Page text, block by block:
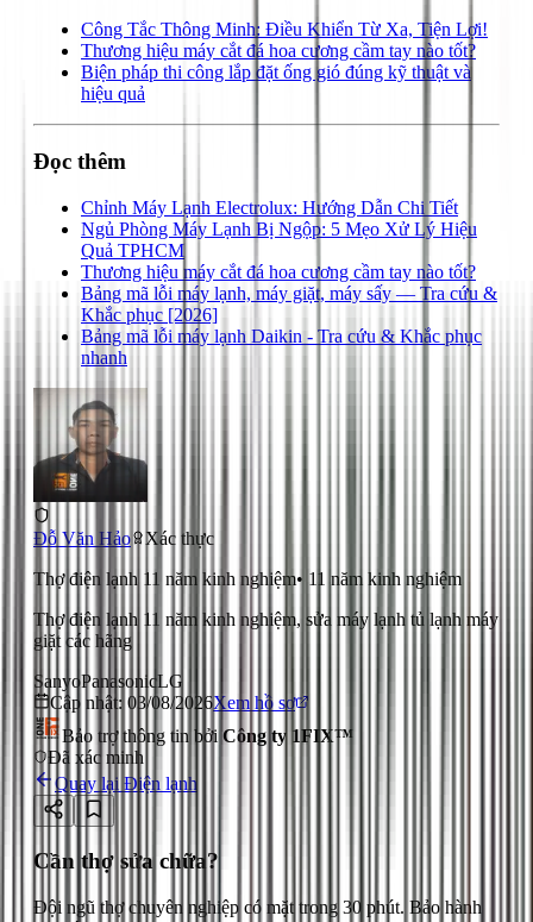
Công Tắc Thông Minh: Điều Khiển Từ Xa, Tiện Lợi!
Thương hiệu máy cắt đá hoa cương cầm tay nào tốt?
Biện pháp thi công lắp đặt ống gió đúng kỹ thuật và
hiệu quả
Đọc thêm
Chỉnh Máy Lạnh Electrolux: Hướng Dẫn Chi Tiết
Ngủ Phòng Máy Lạnh Bị Ngộp: 5 Mẹo Xử Lý Hiệu
Quả TPHCM
Thương hiệu máy cắt đá hoa cương cầm tay nào tốt?
Bảng mã lỗi máy lạnh, máy giặt, máy sấy — Tra cứu &
Khắc phục [2026]
Bảng mã lỗi máy lạnh Daikin - Tra cứu & Khắc phục
nhanh
Đỗ Văn Hảo
Xác thực
Thợ điện lạnh 11 năm kinh nghiệm• 11 năm kinh nghiệm
Thợ điện lạnh 11 năm kinh nghiệm, sửa máy lạnh tủ lạnh máy
giặt các hãng
SanyoPanasonicLG
Cập nhật: 03/08/2026Xem hồ sơ
Bảo trợ thông tin bởi Công ty 1FIX™
Đã xác minh
Quay lại Điện lạnh
Cần thợ sửa chữa?
Đội ngũ thợ chuyên nghiệp có mặt trong 30 phút. Bảo hành